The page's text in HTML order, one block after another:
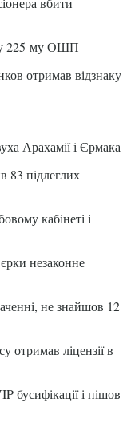
у 225-му ОШП
отримав відзнаку
Арахамії і Єрмака
83 підлеглих
кабінеті і
незаконне
не знайшов 12
отримав ліцензії в
бусифікації і пішов